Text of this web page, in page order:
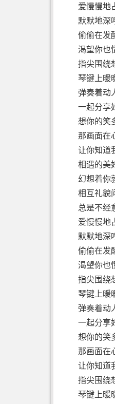
爱慢慢地
默默地深
偷偷在发
渴望你也
指尖围绕
琴键上暖
弹奏着动
一起分享
想你的笑
那画面在
让你知道
相遇的美
幻想着你
相互礼貌
总是不经
爱慢慢地
默默地深
偷偷在发
渴望你也
指尖围绕
琴键上暖
弹奏着动
一起分享
想你的笑
那画面在
让你知道
指尖围绕
琴键上暖